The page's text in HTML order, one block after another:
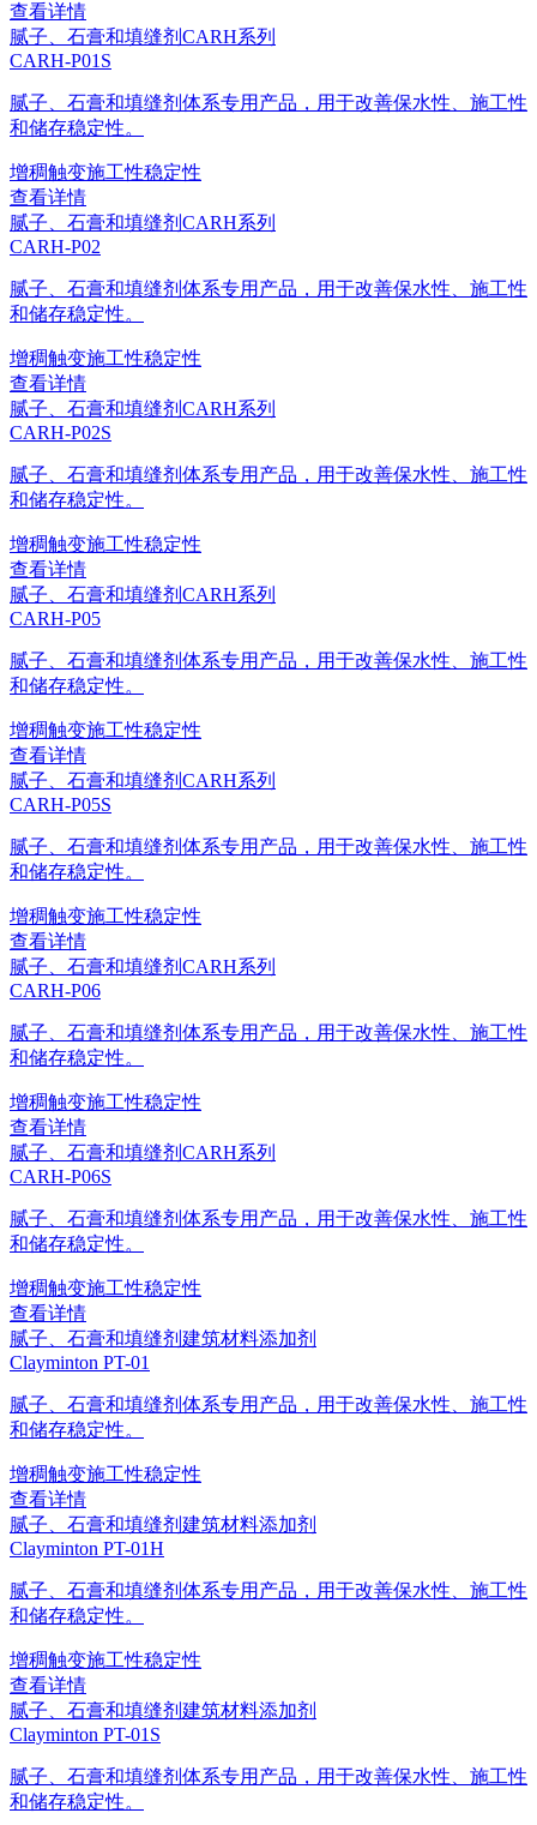
查看详情
腻子、石膏和填缝剂 CARH系列
CARH-P01S
腻子、石膏和填缝剂体系专用产品，用于改善保水性、施工性
和储存稳定性。
增稠触变施工性稳定性
查看详情
腻子、石膏和填缝剂 CARH系列
CARH-P02
腻子、石膏和填缝剂体系专用产品，用于改善保水性、施工性
和储存稳定性。
增稠触变施工性稳定性
查看详情
腻子、石膏和填缝剂 CARH系列
CARH-P02S
腻子、石膏和填缝剂体系专用产品，用于改善保水性、施工性
和储存稳定性。
增稠触变施工性稳定性
查看详情
腻子、石膏和填缝剂 CARH系列
CARH-P05
腻子、石膏和填缝剂体系专用产品，用于改善保水性、施工性
和储存稳定性。
增稠触变施工性稳定性
查看详情
腻子、石膏和填缝剂 CARH系列
CARH-P05S
腻子、石膏和填缝剂体系专用产品，用于改善保水性、施工性
和储存稳定性。
增稠触变施工性稳定性
查看详情
腻子、石膏和填缝剂 CARH系列
CARH-P06
腻子、石膏和填缝剂体系专用产品，用于改善保水性、施工性
和储存稳定性。
增稠触变施工性稳定性
查看详情
腻子、石膏和填缝剂 CARH系列
CARH-P06S
腻子、石膏和填缝剂体系专用产品，用于改善保水性、施工性
和储存稳定性。
增稠触变施工性稳定性
查看详情
腻子、石膏和填缝剂 建筑材料添加剂
Clayminton PT-01
腻子、石膏和填缝剂体系专用产品，用于改善保水性、施工性
和储存稳定性。
增稠触变施工性稳定性
查看详情
腻子、石膏和填缝剂 建筑材料添加剂
Clayminton PT-01H
腻子、石膏和填缝剂体系专用产品，用于改善保水性、施工性
和储存稳定性。
增稠触变施工性稳定性
查看详情
腻子、石膏和填缝剂 建筑材料添加剂
Clayminton PT-01S
腻子、石膏和填缝剂体系专用产品，用于改善保水性、施工性
和储存稳定性。